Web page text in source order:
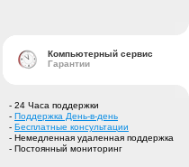
Компьютерный сервис
Гарантии
- 24 Часа поддержки
- Поддержка День-в-день
- Бесплатные консультации
- Немедленная удаленная поддержка
- Постоянный мониторинг